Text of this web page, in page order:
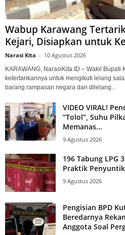
Wabup Karawang
Kejari, Disiapkan untuk
Narasi Kita - 10 Agustus 2026
KARAWANG, NarasiKita.ID – Wakil
ketertarikannya untuk mengikuti lelang
barang rampasan negara dan dilelang...
VIDEO VIRAL!
“Tolol”, Suhu
Memanas...
9 Agustus 2026
196 Tabung LPG
Praktik
9 Agustus 2026
Pengisian BPD
Beredarnya
Anggota Soal